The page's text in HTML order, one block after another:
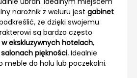
narożnik z weluru jest gabinet
że dzięki swojemu
są bardzo często
w ekskluzywnych hotelach,
salonach piękności. Idealnie
meble do holu lub poczekalni.